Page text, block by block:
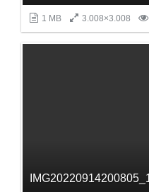
1 MB 3.008×3.008